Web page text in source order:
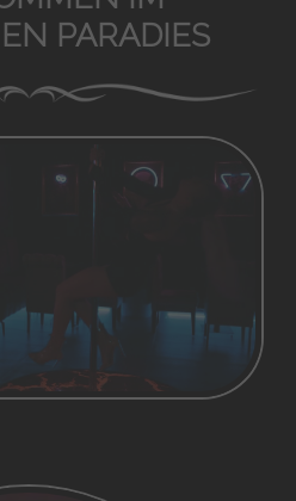
PARADIES